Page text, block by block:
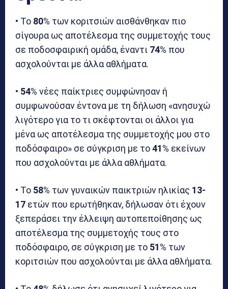
• Το 80% των κοριτσιών αισθάνθηκαν πιο
σίγουρα ως αποτέλεσμα της συμμετοχής τους
σε ποδοσφαιρική ομάδα, έναντι 74% που
ασχολούνται με άλλα αθλήματα.
• 54% νέες παίκτριες συμφώνησαν ή
συμφωνούσαν έντονα με τη δήλωση «ανησυχώ
λιγότερο για το τι σκέφτονται οι άλλοι για
μένα ως αποτέλεσμα της συμμετοχής μου στο
ποδόσφαιρο» σε σύγκριση με το41% εκείνων
που ασχολούνται με άλλα αθλήματα.
• Το 58% των γυναικών παικτριών ηλικίας 13-
17 ετών που ερωτήθηκαν, δήλωσαν ότι έχουν
ξεπεράσει την έλλειψη αυτοπεποίθησης ως
αποτέλεσμα της συμμετοχής τους στο
ποδόσφαιρο, σε σύγκριση με το 51% των
κοριτσιών που ασχολούνται με άλλα αθλήματα.